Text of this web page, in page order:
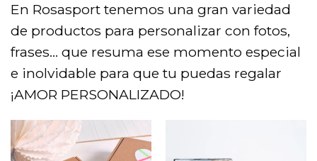
En Rosasport tenemos una gran variedad
de productos para personalizar con fotos,
frases… que resuma ese momento especial
e inolvidable para que tu puedas regalar
¡AMOR PERSONALIZADO!